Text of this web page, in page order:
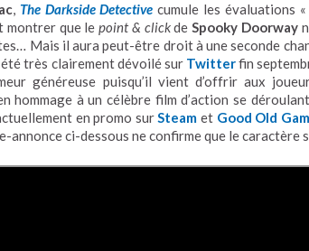
, The Darkside Detective cumule les évaluations
montrer que le point & clickde Spooky Doorway
Mais il aura peut-être droit à une seconde
très clairement dévoilé sur Twitterfin
généreuse puisqu’il vient d’offrir aux
hommage à un célèbre film d’action se
en promo surSteam et Good Old
annonce ci-dessous ne confirme que le caractère